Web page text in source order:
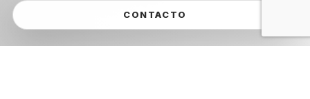
CONTACTO